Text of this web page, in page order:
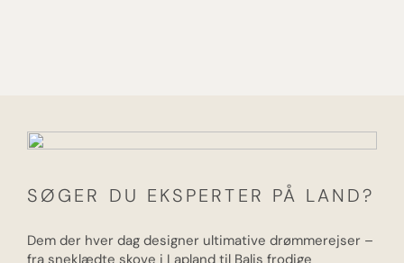
SØGER DU EKSPERTER PÅ LAND?
Dem der hver dag designer ultimative drømmerejser –